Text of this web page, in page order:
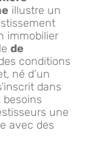
illustre un
immobilier
de
conditions
né d’un
dans
une
avec des